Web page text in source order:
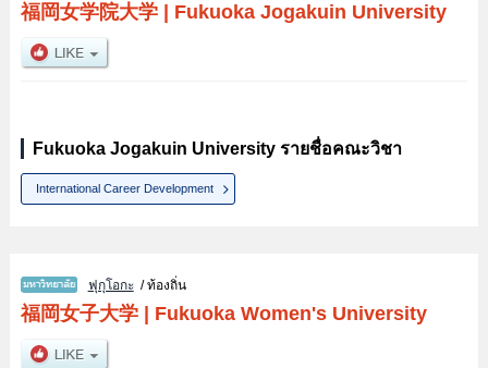
福岡女学院大学| Fukuoka Jogakuin University
Fukuoka Jogakuin University รายชื่อคณะวิชา
International Career Development
ฟุกุโอกะ/ ท้องถิ่น
福岡女子大学| Fukuoka Women's University